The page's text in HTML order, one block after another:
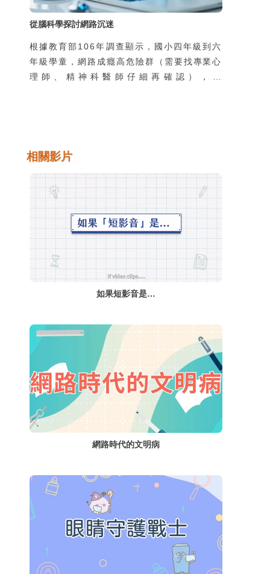
從腦科學探討網路沉迷
根據教育部106年調查顯示，國小四年級到六
年級學童，網路成癮高危險群（需要找專業心
理師、精神科醫師仔細再確認），佔
群，也就是說每5個國高中小學生，就有1個
中呢？高雄小港醫院精神科柯志鴻醫生，從人
腦的結構與反應解釋網路成癮發生的原因。
相關影片
如果短影音是…
網路時代的文明病